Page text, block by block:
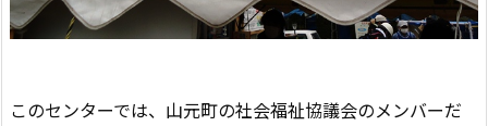
このセンターでは、山元町の社会福祉協議会のメンバーだ